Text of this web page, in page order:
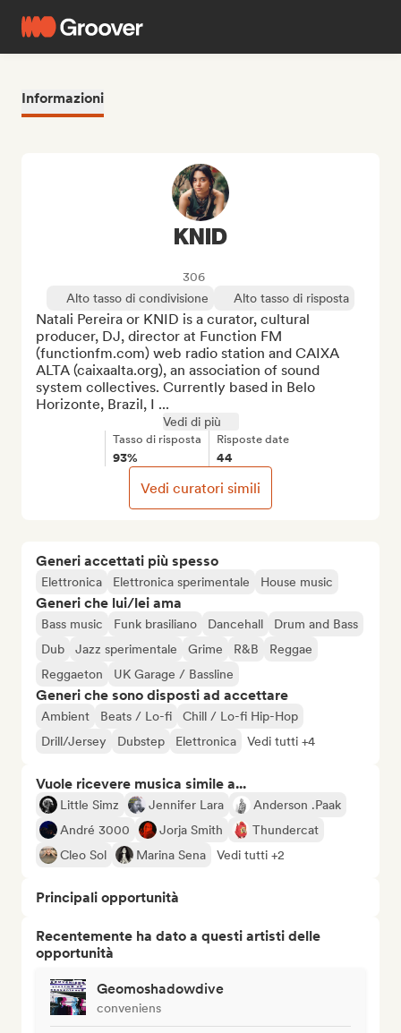
Informazioni
Generi accettati più spesso
Elettronica Elettronica sperimentale House music
Generi che lui/lei ama
Bass music Funk brasiliano Dancehall
Drum and Bass
Dub
Jazz sperimentale Grime R&B
Reggae
Reggaeton
UK Garage / Bassline
Generi che sono disposti ad accettare
Ambient Beats / Lo-fi
Chill / Lo-fi Hip-Hop
Drill/Jersey
Dubstep Elettronica Vedi tutti +4
Vuole ricevere musica simile a...
Little Simz Jennifer Lara
Anderson .Paak
André 3000
Jorja Smith
Thundercat
Cleo Sol
Marina Sena Vedi tutti +2
Principali opportunità
Recentemente ha dato a questi artisti delle
opportunità
Geomoshadowdive
conveniens
KNID
306
Alto tasso di condivisione
Alto tasso di risposta
Natali Pereira or KNID is a curator, cultural
producer, DJ, director at Function FM
(functionfm.com) web radio station and CAIXA
ALTA (caixaalta.org), an association of sound
system collectives. Currently based in Belo
Horizonte, Brazil, I ...
Vedi di più
Tasso di risposta
93%
Risposte date
44
Vedi curatori simili